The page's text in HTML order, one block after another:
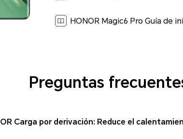
Preguntas
Carga por derivación: Reduce el